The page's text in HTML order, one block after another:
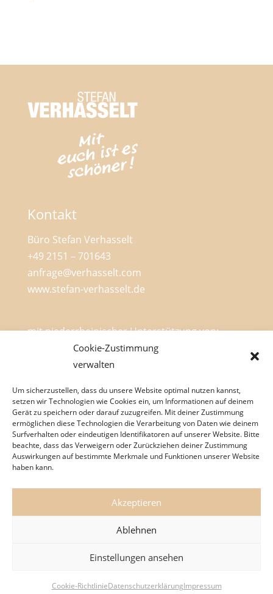
Cookie-Zustimmung
verwalten
Um sicherzustellen, dass du unsere Website optimal nutzen kannst,
setzen wir Technologien wie Cookies ein, um Informationen auf deinem
Gerät zu speichern oder darauf zuzugreifen. Mit deiner Zustimmung
ermöglichen diese Technologien die Verarbeitung von Daten wie deinem
Surfverhalten oder eindeutigen Identifikatoren auf unserer Website. Bitte
beachte, dass das Verweigern oder Zurückziehen deiner Zustimmung
Auswirkungen auf bestimmte Merkmale und Funktionen unserer Website
haben kann.
Akzeptieren
Ablehnen
Einstellungen ansehen
Cookie-RichtlinieDatenschutzerklärungImpressum
Kontakt
Büro Stefan Verhasselt
+49 2151 – 701643
anfrage@verhasselt.com
www.stefan-verhasselt.de
mit niederrheinischer Unterstützung von:
Stefan Verhasselt
Neues Programm
Termine
Datenschutzerklärung
© 2026 Stefan Verhasselt - Kabarett 6.0 | Mit
Graphic Design Factory